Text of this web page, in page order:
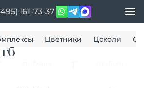
161-73-37
Цветники Цоколи